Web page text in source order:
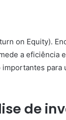
on Equity).
a eficiência
para
de